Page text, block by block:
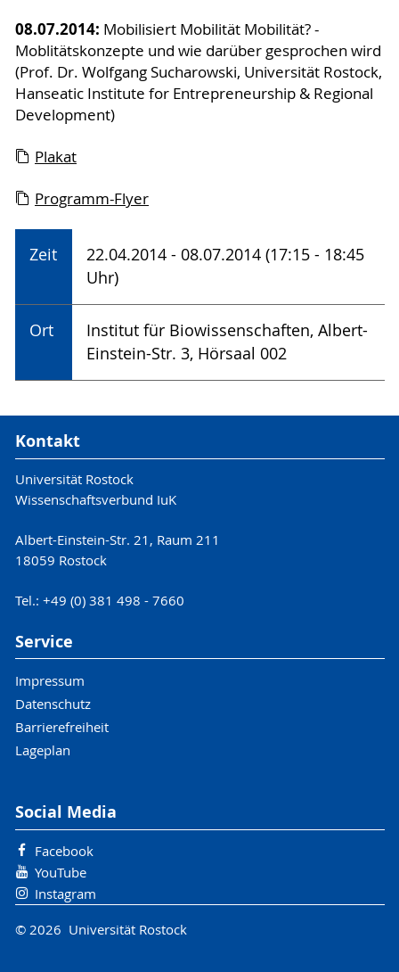
08.07.2014: Mobilisiert Mobilität Mobilität? -
Moblitätskonzepte und wie darüber gesprochen wird
(Prof. Dr. Wolfgang Sucharowski, Universität Rostock,
Hanseatic Institute for Entrepreneurship & Regional
Development)
Plakat
Programm-Flyer
Zeit
22.04.2014 - 08.07.2014 (17:15 - 18:45
Uhr)
Ort
Institut für Biowissenschaften, Albert-
Einstein-Str. 3, Hörsaal 002
Kontakt
Universität Rostock
Wissenschaftsverbund IuK
Albert-Einstein-Str. 21, Raum 211
18059 Rostock
Tel.: +49 (0) 381 498 - 7660
Service
Impressum
Datenschutz
Barrierefreiheit
Lageplan
Social Media
Facebook
YouTube
Instagram
© 2026 Universität Rostock